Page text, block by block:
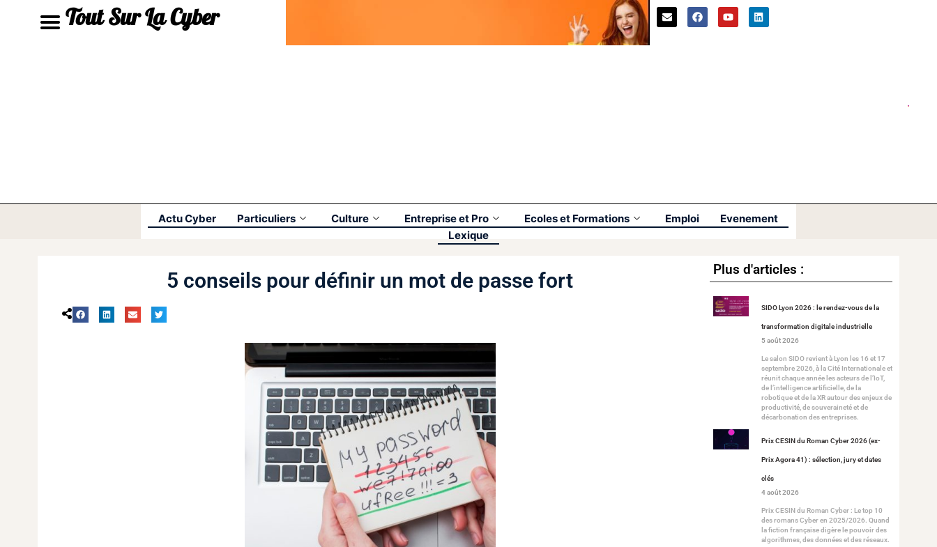
Tout Sur La Cyber
Actu Cyber Particuliers Culture Entreprise et Pro Ecoles et Formations Emploi
Evenement
Lexique
5 conseils pour définir un mot de passe fort Plus d'articles :
SIDO Lyon 2026 : le rendez-vous de la
transformation digitale industrielle
5 août 2026
Le salon SIDO revient à Lyon les 16 et 17
septembre 2026, à la Cité Internationale et
réunit chaque année les acteurs de l’IoT,
de l’intelligence artificielle, de la
robotique et de la XR autour des enjeux de
productivité, de souveraineté et de
décarbonation des entreprises.
Prix CESIN du Roman Cyber 2026 (ex-
Prix Agora 41) : sélection, jury et dates
clés
4 août 2026
Prix CESIN du Roman Cyber : Le top 10
des romans Cyber en 2025/2026. Quand
la fiction française digère le pouvoir des
algorithmes, des données et des réseaux.